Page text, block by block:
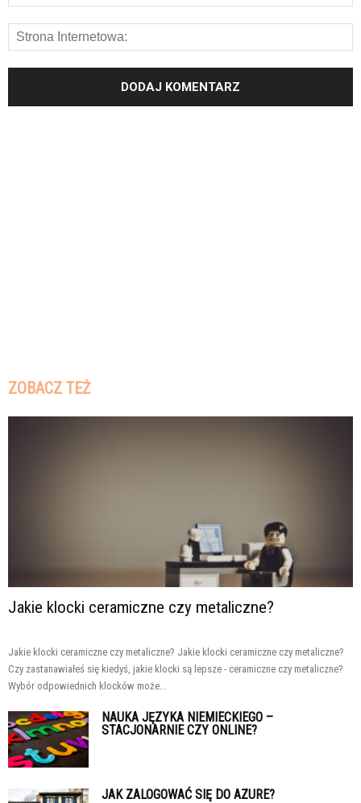
ZOBACZ TEŻ
Jakie klocki ceramiczne czy metaliczne?
Jakie klocki ceramiczne czy metaliczne? Jakie klocki ceramiczne czy metaliczne?
Czy zastanawiałeś się kiedyś, jakie klocki są lepsze - ceramiczne czy metaliczne?
Wybór odpowiednich klocków może...
NAUKA JĘZYKA NIEMIECKIEGO –
STACJONARNIE CZY ONLINE?
JAK ZALOGOWAĆ SIĘ DO AZURE?